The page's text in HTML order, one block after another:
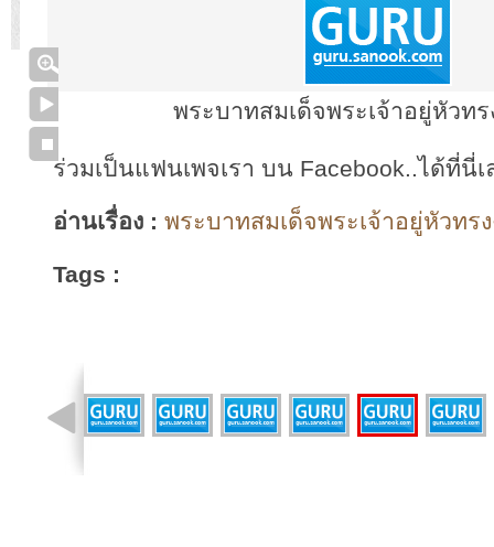
พระบาทสมเด็จพระเจ้าอยู่หัวทร
ร่วมเป็นแฟนเพจเรา บน Facebook..ได้ที่นี่เ
อ่านเรื่อง : พระบาทสมเด็จพระเจ้าอยู่หัวทร
Tags :